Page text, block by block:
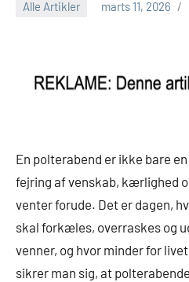
Alle Artikler marts 11, 2026
En polterabend er ikke bare
fejring af venskab, kærlighed
venter forude. Det er dagen,
skal forkæles, overraskes og
venner, og hvor minder for
sikrer man sig, at